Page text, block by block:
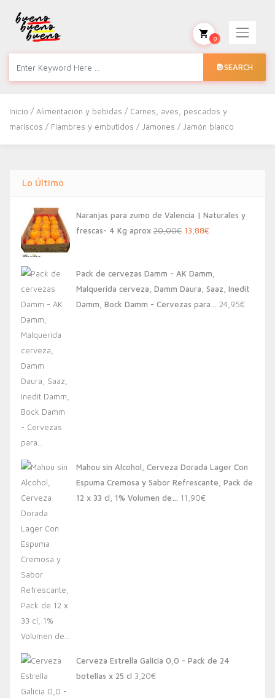
SEARCH
0
Inicio /Alimentación y bebidas / Carnes, aves, pescados y
mariscos / Fiambres y embutidos /Jamones / Jamón blanco
Lo Último
Naranjas para zumo de Valencia | Naturales y
frescas- 4 Kg aprox 20,00€ El
era:
20,00€.
13,88€El
es:
13,88€.
Pack de cervezas Damm - AK Damm,
Malquerida cerveza, Damm Daura, Saaz, Inedit
Damm, Bock Damm - Cervezas para… 24,95€
Mahou sin Alcohol, Cerveza Dorada Lager Con
Espuma Cremosa y Sabor Refrescante, Pack de
12 x 33 cl, 1% Volumen de… 11,90€
Cerveza Estrella Galicia 0,0 - Pack de 24
botellas x 25 cl 3,20€